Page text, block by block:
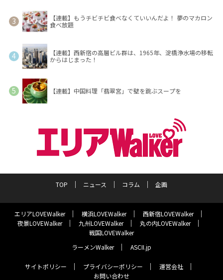
【連載】もうチビチビ食べなくていいんだよ！ 夢のマカロン
食べ放題
【連載】西新宿の高層ビル群は、1965年、淀橋浄水場の移転
からはじまった！
【連載】中国料理「翡翠宮」で壁を跳ぶスープを
TOP ニュース コラム 企画
エリアLOVEWalker 横浜LOVEWalker
西新宿LOVEWalker
夜景LOVEWalker
九州LOVEWalker
丸の内LOVEWalker
戦国LOVEWalker
ラーメンWalker
ASCII.jp
サイトポリシー プライバシーポリシー
運営会社
お問い合わせ